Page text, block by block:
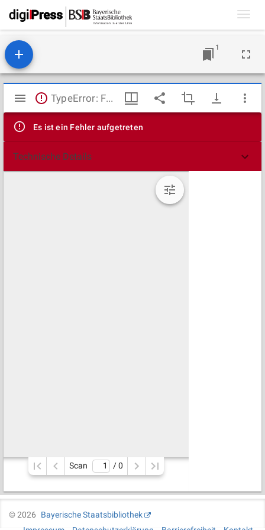
1
Mirador
Viewer
TypeError: Failed to fetch
Es ist ein Fehler aufgetreten
Technische Details
Scan / 0
©2026
Bayerische Staatsbibliothek